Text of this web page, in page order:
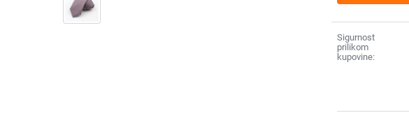
Sigurnost
prilikom
kupovine: